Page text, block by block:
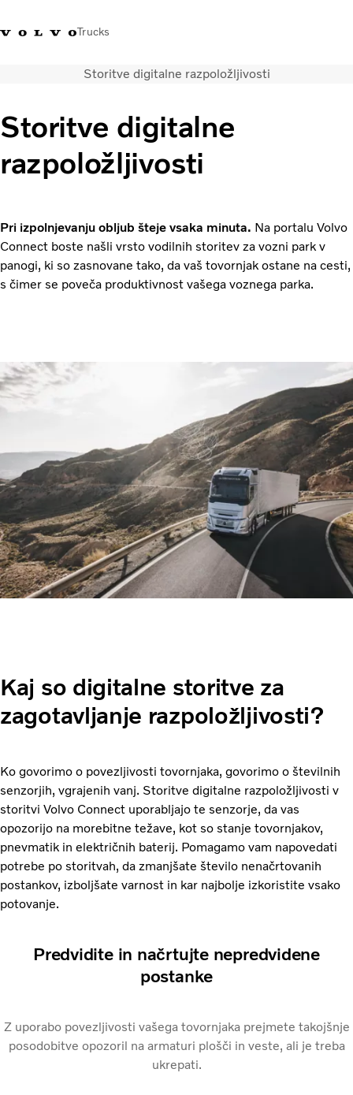
Trucks
+386 1 500 10 60Volvo Trucks Slovenija kontaktiVolvo Trucks Store
Prevozne rešitve
Tovorna vozila
Storitve
O nas
Obrnite se na nas
Storitve digitalne razpoložljivosti
Storitve digitalne
razpoložljivosti
Pri izpolnjevanju obljub šteje vsaka minuta. Na portalu Volvo
Connect boste našli vrsto vodilnih storitev za vozni park v
panogi, ki so zasnovane tako, da vaš tovornjak ostane na cesti,
s čimer se poveča produktivnost vašega voznega parka.
Kaj so digitalne storitve za
zagotavljanje razpoložljivosti?
Ko govorimo o povezljivosti tovornjaka, govorimo o številnih
senzorjih, vgrajenih vanj. Storitve digitalne razpoložljivosti v
storitvi Volvo Connect uporabljajo te senzorje, da vas
opozorijo na morebitne težave, kot so stanje tovornjakov,
pnevmatik in električnih baterij. Pomagamo vam napovedati
potrebe po storitvah, da zmanjšate število nenačrtovanih
postankov, izboljšate varnost in kar najbolje izkoristite vsako
potovanje.
Predvidite in načrtujte nepredvidene
postanke
Z uporabo povezljivosti vašega tovornjaka prejmete takojšnje
posodobitve opozoril na armaturi plošči in veste, ali je treba
ukrepati.